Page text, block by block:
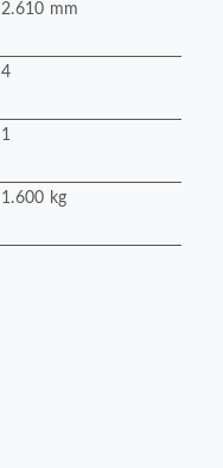
2.610 mm
4
1
1.600 kg